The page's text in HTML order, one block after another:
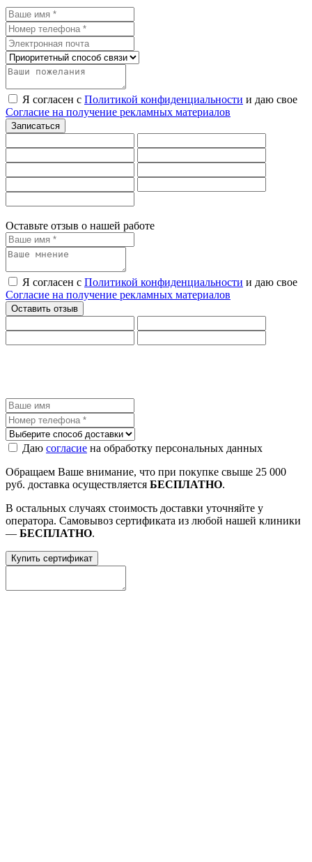
Я согласен с Политикой конфиденциальности и даю свое
Согласие на получение рекламных материалов
Оставьте отзыв о нашей работе
Я согласен с Политикой конфиденциальности и даю свое
Согласие на получение рекламных материалов
Даю согласие на обработку персональных данных
Обращаем Ваше внимание, что при покупке свыше 25 000
руб. доставка осуществляется БЕСПЛАТНО.
В остальных случаях стоимость доставки уточняйте у
оператора. Самовывоз сертификата из любой нашей клиники
— БЕСПЛАТНО.